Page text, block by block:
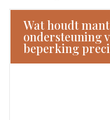
Wat houdt
ondersteuning
beperking